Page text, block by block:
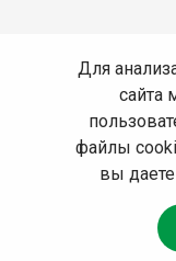
Для
сайта
файлы
вы даете